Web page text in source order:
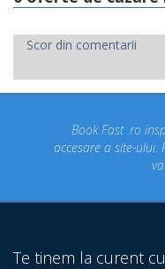
Scor din comentarii
Book Fast .ro inspira
accesare a site-ului. Prin
vacanta
Te tinem la curent